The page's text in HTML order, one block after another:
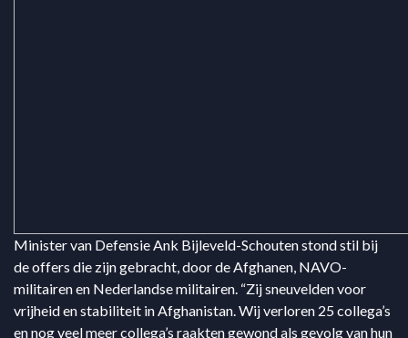
Minister van Defensie Ank Bijleveld-Schouten stond stil bij
de offers die zijn gebracht, door de Afghanen, NAVO-
militairen en Nederlandse militairen. “Zij sneuvelden voor
vrijheid en stabiliteit in Afghanistan. Wij verloren 25 collega’s
en nog veel meer collega’s raakten gewond als gevolg van hun